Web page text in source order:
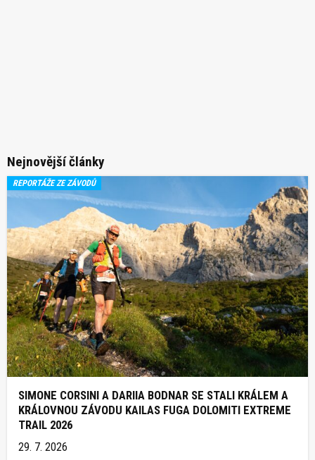
Nejnovější články
REPORTÁŽE ZE ZÁVODŮ
SIMONE CORSINI A DARIIA BODNAR SE STALI KRÁLEM A
KRÁLOVNOU ZÁVODU KAILAS FUGA DOLOMITI EXTREME
TRAIL 2026
29. 7. 2026